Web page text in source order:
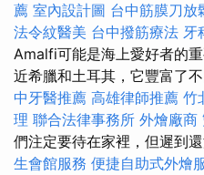
薦 室內設計圖 台中筋膜刀放
法令紋醫美 台中撥筋療法 牙
Amalfi可能是海上愛好者的
近希臘和土耳其，它豐富了
中牙醫推薦 高雄律師推薦 竹
理 聯合法律事務所 外燴廠商
們注定要待在家裡，但遲到
生會館服務 便捷自助式外燴